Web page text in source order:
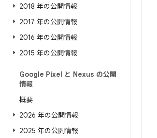
2018 年の公開情報
2017 年の公開情報
2016 年の公開情報
2015 年の公開情報
Google Pixel と Nexus の公開
情報
概要
2026 年の公開情報
2025 年の公開情報